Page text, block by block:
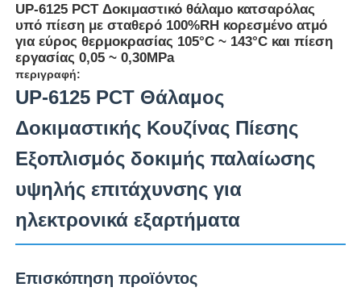
Αρχική Σελίδα
Προϊόντα
Σχετικά με εμάς
Γύρος εργοστασίων
UP-6125 PCT Δοκιμαστικό θάλαμο κατσαρόλας
υπό πίεση με σταθερό 100%RH κορεσμένο ατμό
για εύρος θερμοκρασίας 105°C ~ 143°C και πίεση
εργασίας 0,05 ~ 0,30MPa
περιγραφή:
UP-6125 PCT Θάλαμος
Δοκιμαστικής Κουζίνας Πίεσης
Εξοπλισμός δοκιμής παλαίωσης
υψηλής επιτάχυνσης για
ηλεκτρονικά εξαρτήματα
Επισκόπηση προϊόντος